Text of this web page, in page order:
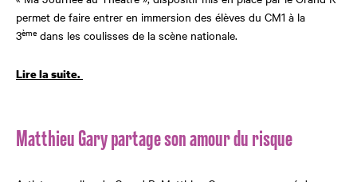
permet de faire entrer en immersion des élèves du CM1 à la
3ème dans les coulisses de la scène nationale.
Lire la suite.
Matthieu Gary partage son amour du risque